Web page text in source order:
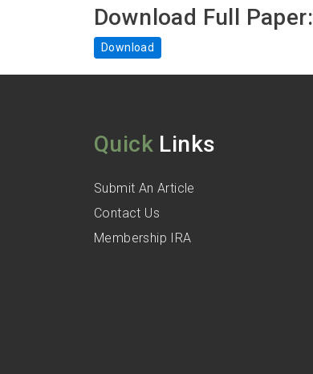
Download Full Paper:
Download
Quick Links
Submit An Article
Contact Us
Membership IRA